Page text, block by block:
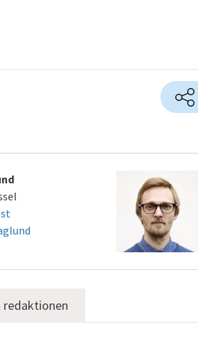
redaktionen